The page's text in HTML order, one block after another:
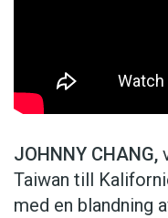
JOHNNY CHANG,
Taiwan till
med en blandning